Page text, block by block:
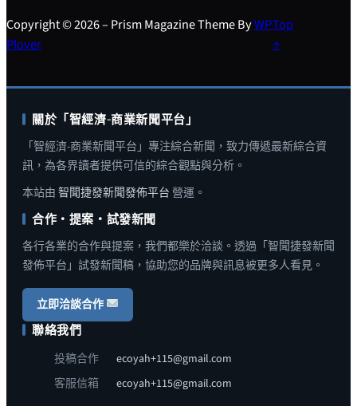
Copyright © 2026 – Prism Magazine Theme ByWP
Plover
Top
↑
關於「智經濟-商業新聞平台」
「智經濟-商業新聞平台」專注綜合新聞，致力傳遞最新綜合資
訊，為各界讀者提供可信的綜合觀點與分析。
本站由 智聞捷發新聞發佈平台 營運。
合作・提案・試發新聞
各行各業的合作與提案，我們都樂於洽談。透過「智聞捷發新聞
發佈平台」試發新聞稿，協助您的品牌與訊息被更多人看見。
立即洽談合作
聯絡我們
投稿合作
ecoyah+115@gmail.com
客服信箱
ecoyah+115@gmail.com